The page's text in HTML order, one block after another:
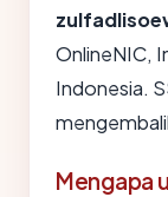
OnlineNIC,
Indonesia.
Mengapa